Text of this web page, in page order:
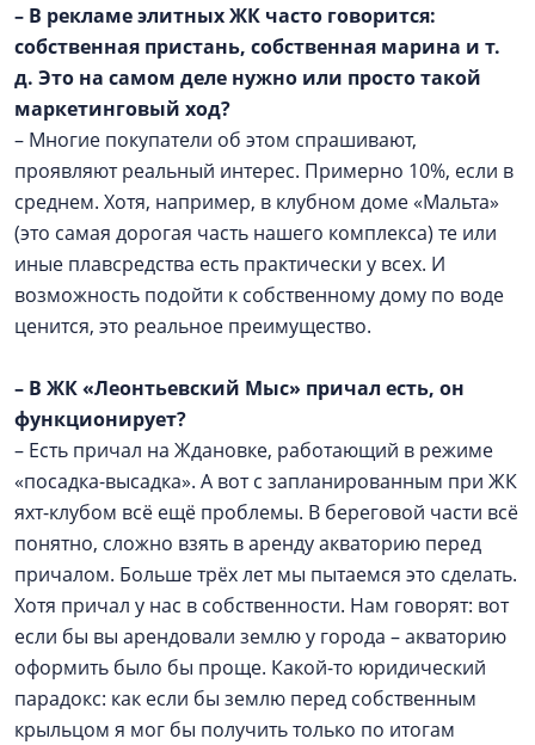
– В рекламе элитных ЖК часто говорится:
собственная пристань, собственная марина и т.
д. Это на самом деле нужно или просто такой
маркетинговый ход?
– Многие покупатели об этом спрашивают,
проявляют реальный интерес. Примерно 10%, если в
среднем. Хотя, например, в клубном доме «Мальта»
(это самая дорогая часть нашего комплекса) те или
иные плавсредства есть практически у всех. И
возможность подойти к собственному дому по воде
ценится, это реальное преимущество.
– В ЖК «Леонтьевский Мыс» причал есть, он
функционирует?
– Есть причал на Ждановке, работающий в режиме
«посадка-высадка». А вот с запланированным при ЖК
яхт-клубом всё ещё проблемы. В береговой части всё
понятно, сложно взять в аренду акваторию перед
причалом. Больше трёх лет мы пытаемся это сделать.
Хотя причал у нас в собственности. Нам говорят: вот
если бы вы арендовали землю у города – акваторию
оформить было бы проще. Какой-то юридический
парадокс: как если бы землю перед собственным
крыльцом я мог бы получить только по итогам